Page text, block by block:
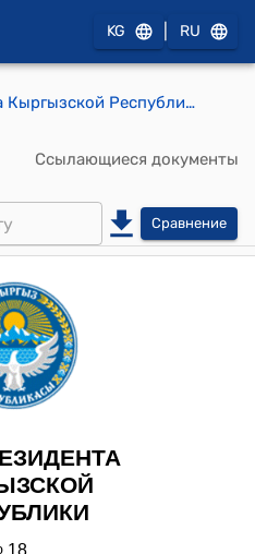
KG RU
Указ Президента Кыргызской Республики 1 февраля 2024 года УП № 18 "О направлении судей местных судов Кыргызской Республики для осуществления полномочий судьи"
Ссылающиеся документы
Сравнение